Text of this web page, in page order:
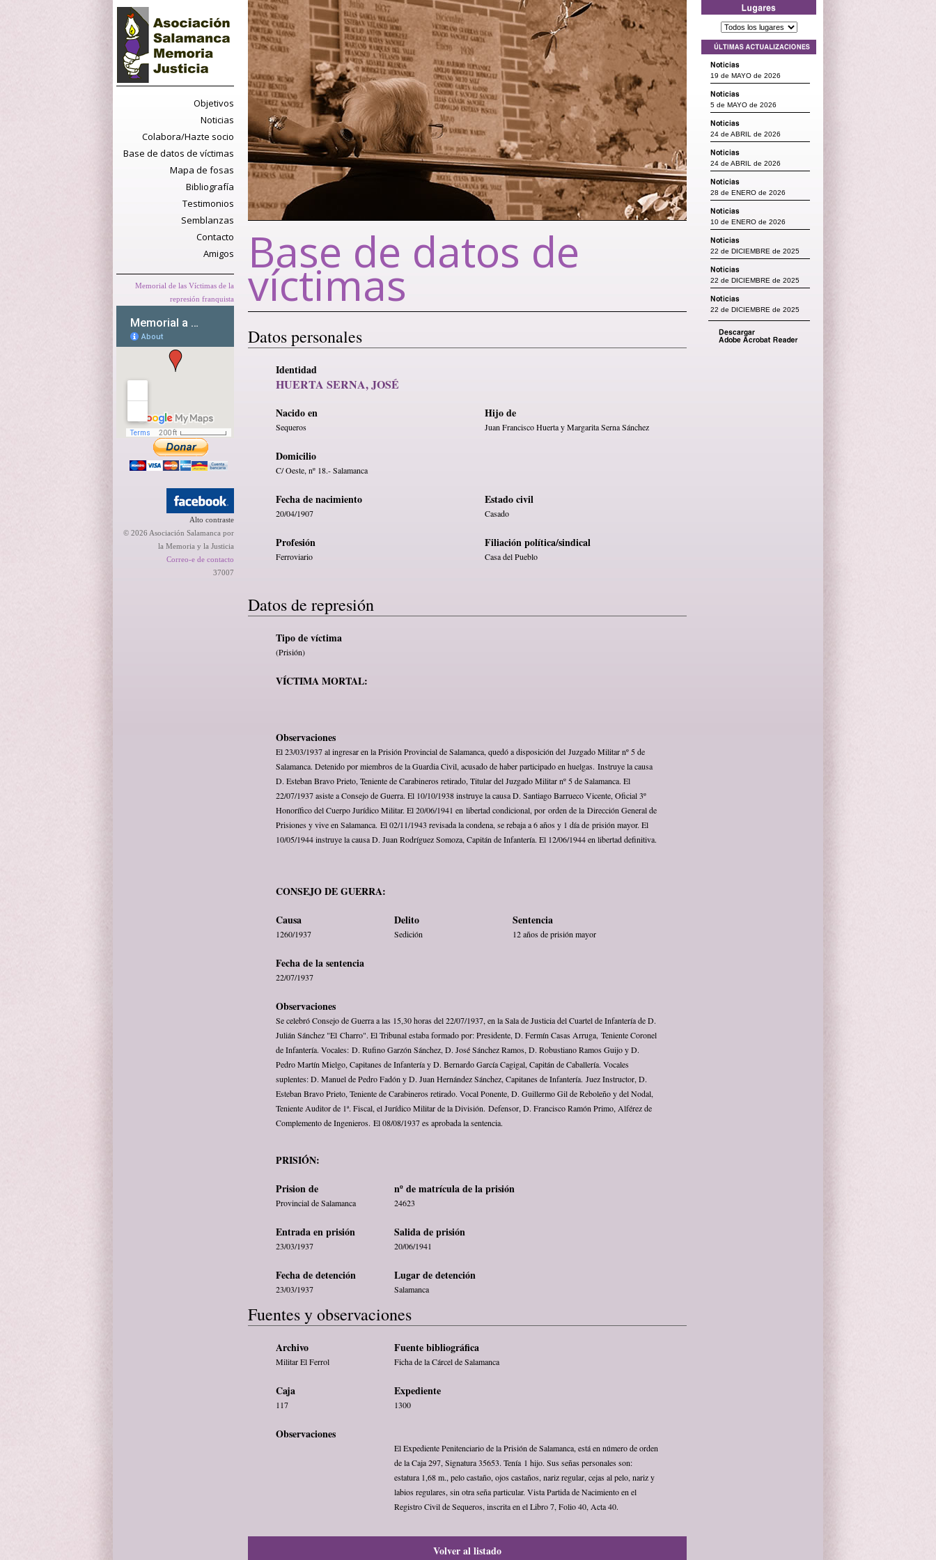
Objetivos
Noticias
Colabora/Hazte socio
Base de datos de víctimas
Mapa de fosas
Bibliografía
Testimonios
Semblanzas
Contacto
Amigos
Memorial de las Víctimas de la
represión franquista
Alto contraste
© 2026 Asociación Salamanca por
la Memoria y la Justicia
Correo-e de contacto
37007
Base de datos de
víctimas
Datos personales
Identidad
HUERTA SERNA, JOSÉ
Nacido en Hijo de
Sequeros Juan Francisco Huerta y Margarita Serna Sánchez
Domicilio
C/ Oeste, nº 18.- Salamanca
Fecha de nacimiento Estado civil
20/04/1907 Casado
Profesión Filiación política/sindical
Ferroviario Casa del Pueblo
Datos de represión
Tipo de víctima
(Prisión)
VÍCTIMA MORTAL:
Observaciones
El 23/03/1937 al ingresar en la Prisión Provincial de Salamanca, quedó a disposición del Juzgado Militar nº 5 de
Salamanca. Detenido por miembros de la Guardia Civil, acusado de haber participado en huelgas. Instruye la causa
D. Esteban Bravo Prieto, Teniente de Carabineros retirado, Titular del Juzgado Militar nº 5 de Salamanca. El
22/07/1937 asiste a Consejo de Guerra. El 10/10/1938 instruye la causa D. Santiago Barrueco Vicente, Oficial 3º
Honorífico del Cuerpo Jurídico Militar. El 20/06/1941 en libertad condicional, por orden de la Dirección General de
Prisiones y vive en Salamanca. El 02/11/1943 revisada la condena, se rebaja a 6 años y 1 día de prisión mayor. El
10/05/1944 instruye la causa D. Juan Rodríguez Somoza, Capitán de Infantería. El 12/06/1944 en libertad definitiva.
CONSEJO DE GUERRA:
Causa
Delito Sentencia
1260/1937 Sedición 12 años de prisión mayor
Fecha de la sentencia
22/07/1937
Observaciones
Se celebró Consejo de Guerra a las 15,30 horas del 22/07/1937, en la Sala de Justicia del Cuartel de Infantería de D.
Julián Sánchez "El Charro". El Tribunal estaba formado por: Presidente, D. Fermín Casas Arruga, Teniente Coronel
de Infantería. Vocales: D. Rufino Garzón Sánchez, D. José Sánchez Ramos, D. Robustiano Ramos Guijo y D.
Pedro Martín Mielgo, Capitanes de Infantería y D. Bernardo García Cagigal, Capitán de Caballería. Vocales
suplentes: D. Manuel de Pedro Fadón y D. Juan Hernández Sánchez, Capitanes de Infantería. Juez Instructor, D.
Esteban Bravo Prieto, Teniente de Carabineros retirado. Vocal Ponente, D. Guillermo Gil de Reboleño y del Nodal,
Teniente Auditor de 1ª. Fiscal, el Jurídico Militar de la División. Defensor, D. Francisco Ramón Primo, Alférez de
Complemento de Ingenieros. El 08/08/1937 es aprobada la sentencia.
PRISIÓN:
Prision de
nº de matrícula de la prisión
Provincial de Salamanca 24623
Entrada en prisión Salida de prisión
23/03/1937 20/06/1941
Fecha de detención Lugar de detención
23/03/1937 Salamanca
Fuentes y observaciones
Archivo Fuente bibliográfica
Militar El Ferrol Ficha de la Cárcel de Salamanca
Caja Expediente
117 1300
Observaciones
El Expediente Penitenciario de la Prisión de Salamanca, está en número de orden
de la Caja 297, Signatura 35653. Tenía 1 hijo. Sus señas personales son:
estatura 1,68 m., pelo castaño, ojos castaños, nariz regular, cejas al pelo, nariz y
labios regulares, sin otra seña particular. Vista Partida de Nacimiento en el
Registro Civil de Sequeros, inscrita en el Libro 7, Folio 40, Acta 40.
Volver al listado
19 de MAYO de 2026
5 de MAYO de 2026
24 de ABRIL de 2026
24 de ABRIL de 2026
28 de ENERO de 2026
10 de ENERO de 2026
22 de DICIEMBRE de 2025
22 de DICIEMBRE de 2025
22 de DICIEMBRE de 2025